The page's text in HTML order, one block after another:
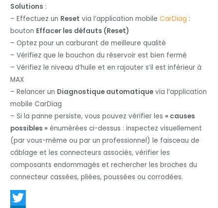
Solutions :
– Effectuez un Reset via l’application mobileCarDiag :
bouton Effacer les défauts (Reset)
– Optez pour un carburant de meilleure qualité
– Vérifiez que le bouchon du réservoir est bien fermé
– Vérifiez le niveau d’huile et en rajouter s’il est inférieur à
MAX
– Relancer un Diagnostique automatique via l’application
mobile CarDiag
– Si la panne persiste, vous pouvez vérifier les« causes
possibles » énumérées ci-dessus : inspectez visuellement
(par vous-même ou par un professionnel) le faisceau de
câblage et les connecteurs associés, vérifier les
composants endommagés et rechercher les broches du
connecteur cassées, pliées, poussées ou corrodées.